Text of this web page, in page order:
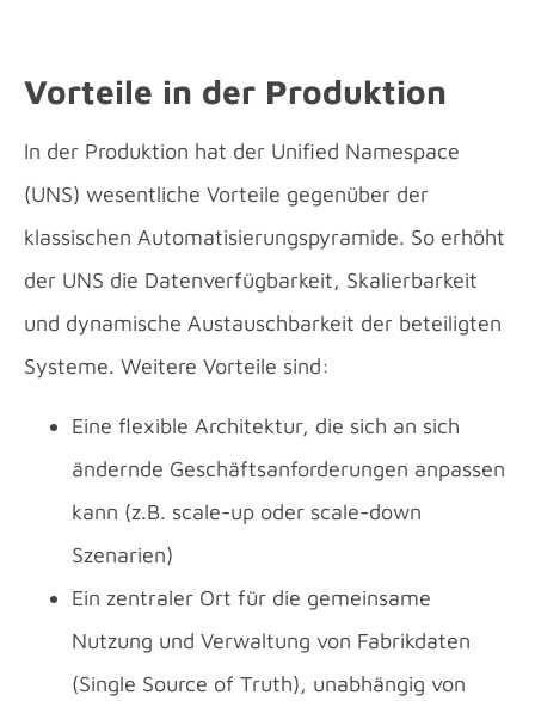
Vorteile in der Produktion
In der Produktion hat der Unified Namespace
(UNS) wesentliche Vorteile gegenüber der
klassischen Automatisierungspyramide. So erhöht
der UNS die Datenverfügbarkeit, Skalierbarkeit
und dynamische Austauschbarkeit der beteiligten
Systeme. Weitere Vorteile sind:
Eine flexible Architektur, die sich an sich
ändernde Geschäftsanforderungen anpassen
kann (z.B. scale-up oder scale-down
Szenarien)
Ein zentraler Ort für die gemeinsame
Nutzung und Verwaltung von Fabrikdaten
(Single Source of Truth), unabhängig von